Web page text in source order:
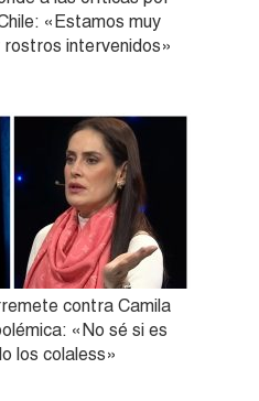
«Estamos muy
intervenidos»
contra Camila
«No sé si es
los colaless»